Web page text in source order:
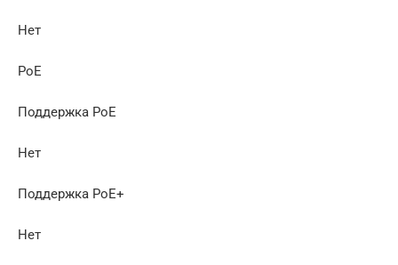
Нет
PoE
Поддержка PoE
Нет
Поддержка PoE+
Нет